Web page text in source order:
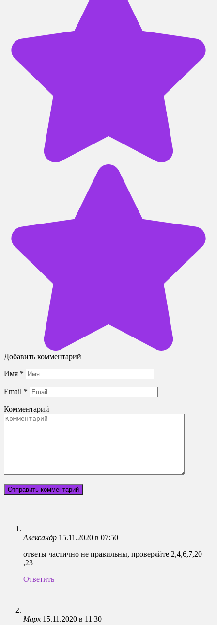
Добавить комментарий
Имя *
Email *
Комментарий
Александр 15.11.2020 в 07:50
ответы частично не правильны, проверяйте 2,4,6,7,20
,23
Ответить
Марк 15.11.2020 в 11:30